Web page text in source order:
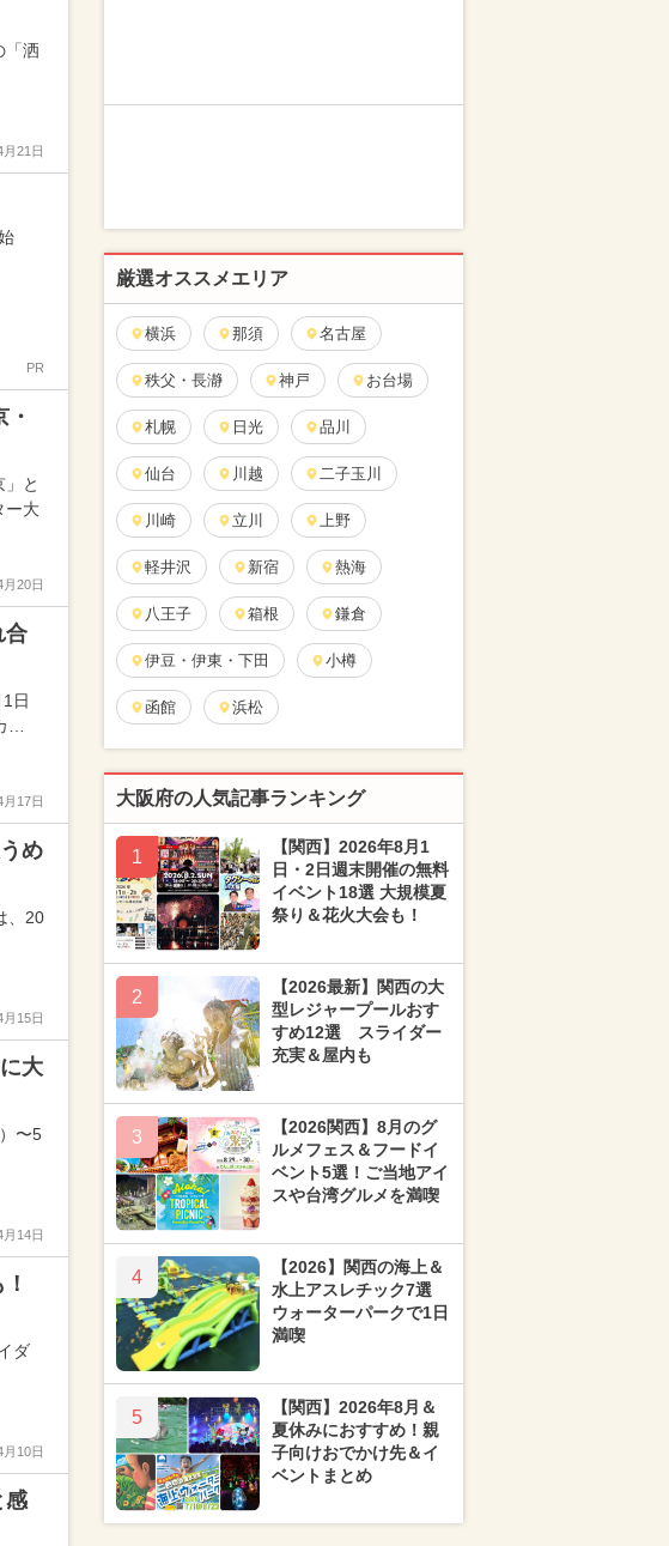
「洒
21日
PR
と
ー大
20日
合
日
…
17日
め
、20
15日
大
〜5
14日
ダ
10日
感
厳選オススメエリア
横浜 那須 名古屋
秩父・長瀞 神戸 お台場
札幌 日光 品川
仙台 川越 二子玉川
川崎 立川 上野
軽井沢 新宿 熱海
八王子 箱根 鎌倉
伊豆・伊東・下田 小樽
函館 浜松
大阪府の人気記事ランキング
1
【関西】2026年8月1
日・2日週末開催の無料
イベント18選 大規模夏
祭り＆花火大会も！
2
【2026最新】関西の大
型レジャープールおす
すめ12選 スライダー
充実＆屋内も
3
【2026関西】8月のグ
ルメフェス＆フードイ
ベント5選！ご当地アイ
スや台湾グルメを満喫
4
【2026】関西の海上＆
水上アスレチック7選
ウォーターパークで1日
満喫
5
【関西】2026年8月＆
夏休みにおすすめ！親
子向けおでかけ先＆イ
ベントまとめ